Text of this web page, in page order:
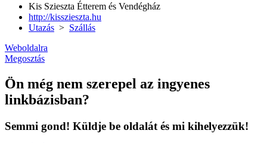
Kis Szieszta Étterem és Vendégház
http://kisszieszta.hu
Utazás > Szállás
Weboldalra
Megosztás
Ön még nem szerepel az ingyenes
linkbázisban?
Semmi gond! Küldje be oldalát és mi kihelyezzük!